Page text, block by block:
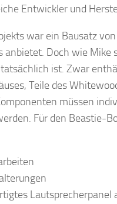
Entwickler und
war ein Bausatz
Doch wie Mike
ist. Zwar
Teile des
müssen
Für den Beastie-